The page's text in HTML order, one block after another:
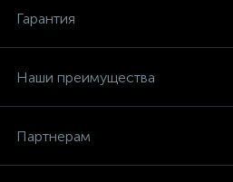
Гарантия
Наши преимущества
Партнерам